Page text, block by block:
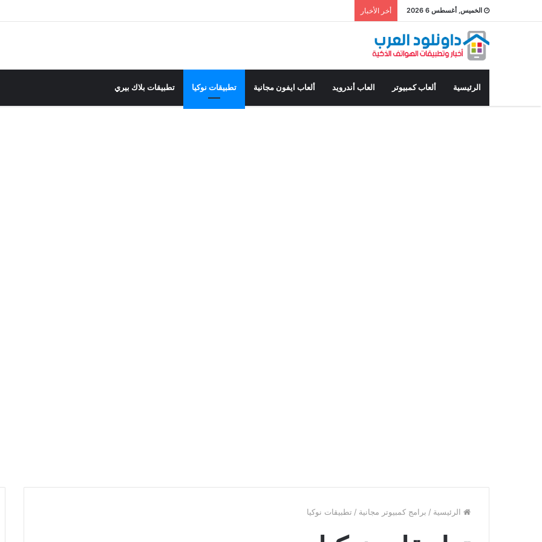
الخميس, أغسطس 6 2026 أخر الأخبار
الرئيسية ألعاب كمبيوتر العاب أندرويد ألعاب ايفون مجانية تطبيقات نوكيا تطبيقات بلاك بيري
الرئيسية / برامج كمبيوتر مجانية / تطبيقات نوكيا